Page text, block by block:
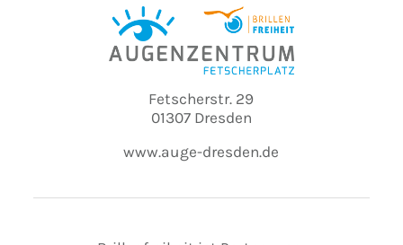
Fetscherstr. 29
01307 Dresden
www.auge-dresden.de